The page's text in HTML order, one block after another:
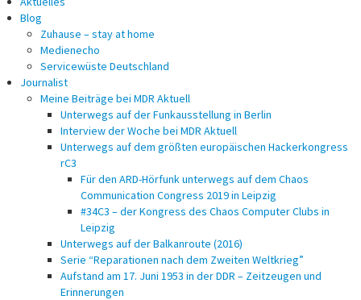
Blog
Zuhause – stay at home
Medienecho
Servicewüste Deutschland
Journalist
Meine Beiträge bei MDR Aktuell
Unterwegs auf der Funkausstellung in Berlin
Interview der Woche bei MDR Aktuell
Unterwegs auf dem größten europäischen Hackerkongress
rC3
Für den ARD-Hörfunk unterwegs auf dem Chaos
Communication Congress 2019 in Leipzig
#34C3 – der Kongress des Chaos Computer Clubs in
Leipzig
Unterwegs auf der Balkanroute (2016)
Serie “Reparationen nach dem Zweiten Weltkrieg”
Aufstand am 17. Juni 1953 in der DDR – Zeitzeugen und
Erinnerungen